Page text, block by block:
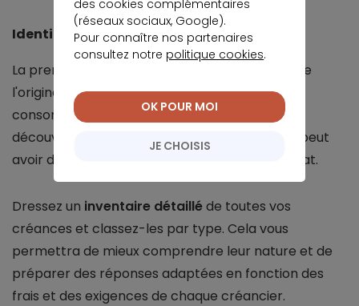
Identifier le montant exact à rembourser
La première étape consiste à bien comprendre
l'origine de chaque dette. Est-ce un crédit à la
consommation, des factures impayées, un
découvert, des dettes fiscales ? Chaque type peut
avoir des implications différentes dans le rachat.
Dressez un inventaire détailléde toutes vos
créances et classez-les par type. Cela vous
permettra de mieux comprendre leur nature et de
préparer des réponses adaptées en fonction des
frais et des exigences de chaque créancier.
des cookies complémentaires
(réseaux sociaux, Google).
Pour connaître nos partenaires
consultez notre politique cookies.
JE CHOISIS
OK POUR MOI